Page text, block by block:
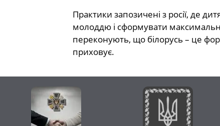
Практики запозичені з росії, де
молоддю і сформувати
переконують, що білорусь – це
приховує.